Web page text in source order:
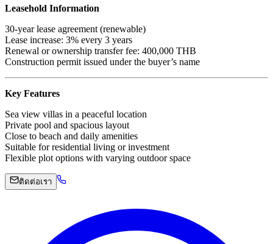
Leasehold Information
30-year lease agreement (renewable)
Lease increase: 3% every 3 years
Renewal or ownership transfer fee: 400,000 THB
Construction permit issued under the buyer’s name
Key Features
Sea view villas in a peaceful location
Private pool and spacious layout
Close to beach and daily amenities
Suitable for residential living or investment
Flexible plot options with varying outdoor space
ติดต่อเรา